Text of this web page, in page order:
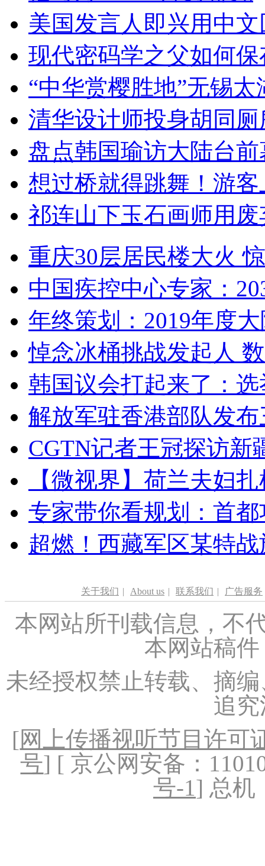
美国发言人即兴用中
现代密码学之父如何
“中华赏樱胜地”无锡
清华设计师投身胡同
盘点韩国瑜访大陆台
想过桥就得跳舞！游客
祁连山下玉石画师用
重庆30层居民楼大火
中国疾控中心专家：
年终策划：2019年度
悼念冰桶挑战发起人
韩国议会打起来了：
解放军驻香港部队发
CGTN记者王冠探访新
【微视界】荷兰夫妇
专家带你看规划：首
超燃！西藏军区某特
关于我们 | About us | 联系我们 | 广告服务
本网站所刊载信息，不
本网站稿
未经授权禁止转载、摘
追
[网上传播视听节目许可
号] [ 京公网安备：
号-1] 总机